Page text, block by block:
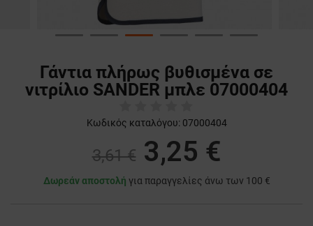
Γάντια πλήρως βυθισμένα σε
νιτρίλιο SANDER μπλε 07000404
Κωδικός καταλόγου: 07000404
3,61 € 3,25 €
Δωρεάν αποστολή για παραγγελίες άνω των 100 €